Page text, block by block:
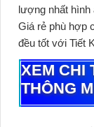
lượng nhất hình
Giá rẻ phù hợp
đều tốt với Tiết
XEM CHI
THÔNG